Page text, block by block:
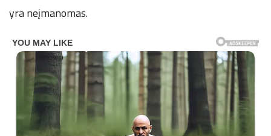
yra neįmanomas.